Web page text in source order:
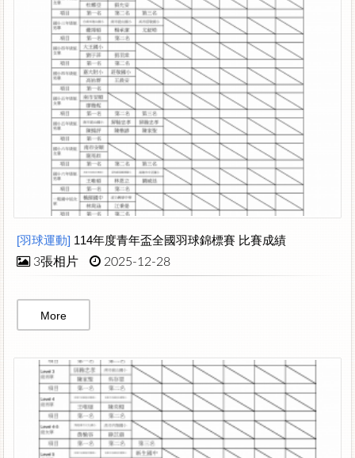
[羽球運動] 114年度青年盃全國羽球錦標賽 比賽成績
3張相片 2025-12-28
More